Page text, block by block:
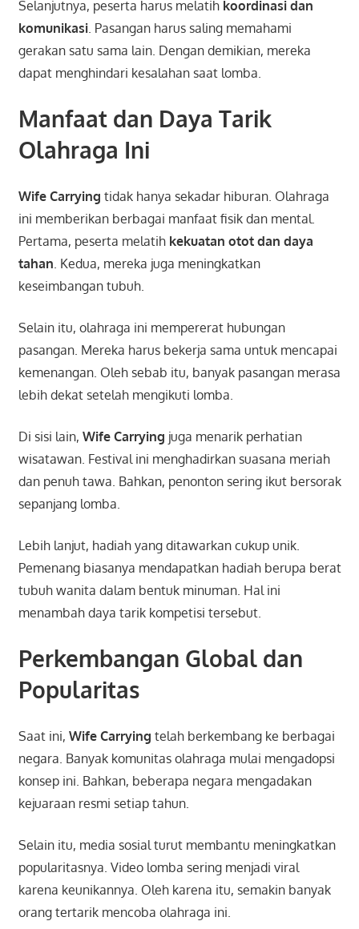
Selanjutnya, peserta harus melatih koordinasi dan
komunikasi. Pasangan harus saling memahami
gerakan satu sama lain. Dengan demikian, mereka
dapat menghindari kesalahan saat lomba.
Manfaat dan Daya Tarik
Olahraga Ini
Wife Carrying tidak hanya sekadar hiburan. Olahraga
ini memberikan berbagai manfaat fisik dan mental.
Pertama, peserta melatih kekuatan otot dan daya
tahan. Kedua, mereka juga meningkatkan
keseimbangan tubuh.
Selain itu, olahraga ini mempererat hubungan
pasangan. Mereka harus bekerja sama untuk mencapai
kemenangan. Oleh sebab itu, banyak pasangan merasa
lebih dekat setelah mengikuti lomba.
Di sisi lain, Wife Carrying juga menarik perhatian
wisatawan. Festival ini menghadirkan suasana meriah
dan penuh tawa. Bahkan, penonton sering ikut bersorak
sepanjang lomba.
Lebih lanjut, hadiah yang ditawarkan cukup unik.
Pemenang biasanya mendapatkan hadiah berupa berat
tubuh wanita dalam bentuk minuman. Hal ini
menambah daya tarik kompetisi tersebut.
Perkembangan Global dan
Popularitas
Saat ini, Wife Carrying telah berkembang ke berbagai
negara. Banyak komunitas olahraga mulai mengadopsi
konsep ini. Bahkan, beberapa negara mengadakan
kejuaraan resmi setiap tahun.
Selain itu, media sosial turut membantu meningkatkan
popularitasnya. Video lomba sering menjadi viral
karena keunikannya. Oleh karena itu, semakin banyak
orang tertarik mencoba olahraga ini.